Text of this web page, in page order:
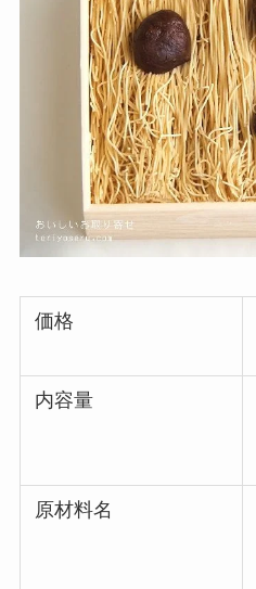
価格
内容量
原材料名